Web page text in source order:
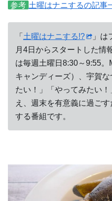
参考 土曜はナニするの記事
「 土曜はナニする!?
」
月4日からスタートした情
は毎週土曜日8:30～9:55
キャンディーズ）、宇賀
たい！」「やってみたい
え、週末を有意義に過ご
する番組です。